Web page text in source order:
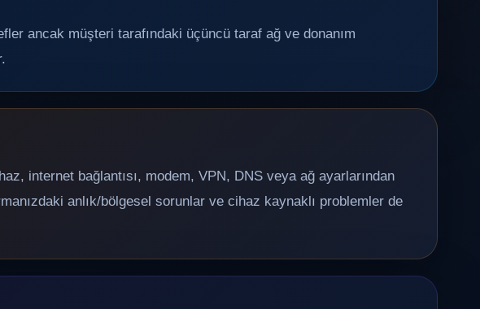
ancak müşteri tarafındaki üçüncü taraf ağ ve donanım
internet bağlantısı, modem, VPN, DNS veya ağ ayarlarından
anlık/bölgesel sorunlar ve cihaz kaynaklı problemler de